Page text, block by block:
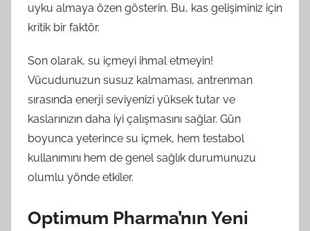
uyku almaya özen gösterin. Bu, kas gelişiminiz için
kritik bir faktör.
Son olarak, su içmeyi ihmal etmeyin!
Vücudunuzun susuz kalmaması, antrenman
sırasında enerji seviyenizi yüksek tutar ve
kaslarınızın daha iyi çalışmasını sağlar. Gün
boyunca yeterince su içmek, hem testabol
kullanımını hem de genel sağlık durumunuzu
olumlu yönde etkiler.
Optimum Pharma’nın Yeni